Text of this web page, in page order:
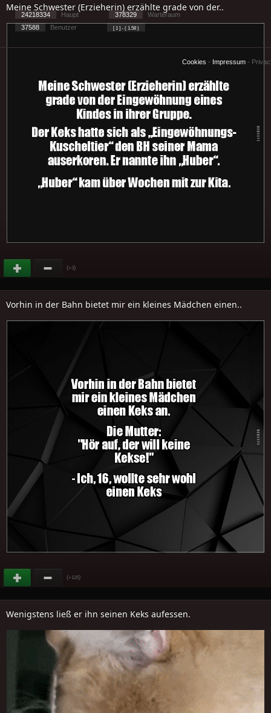
Meine Schwester (Erzieherin) erzählte grade von der..
(+3)
Vorhin in der Bahn bietet mir ein kleines Mädchen einen..
(+126)
Wenigstens ließ er ihn seinen Keks aufessen.
24218334 Haupt 378329
Warteraum
37588
Benutzer [ 1 ] - ( 1.58 )
Cookies - Impressum -